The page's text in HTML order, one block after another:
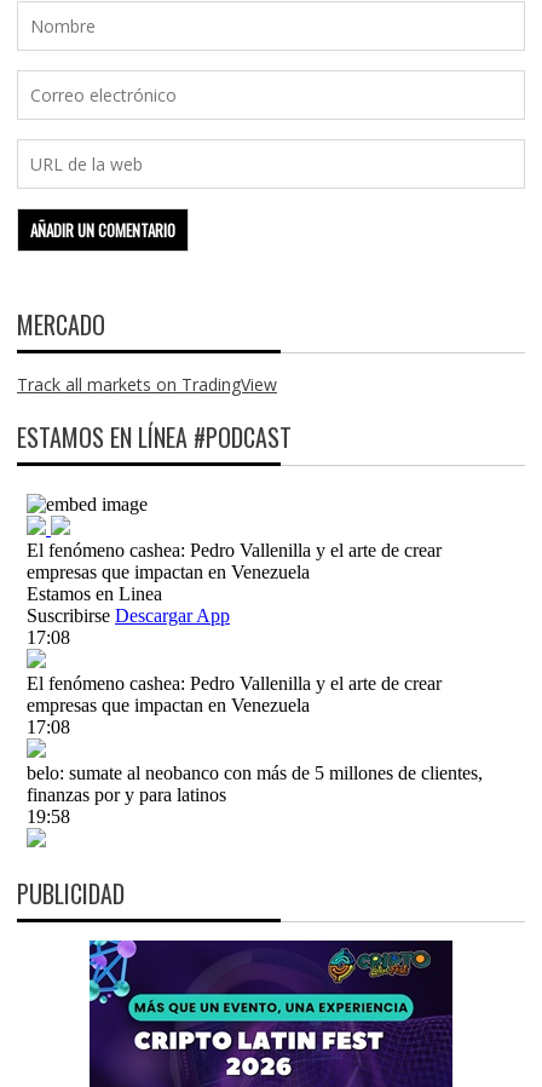
MERCADO
Track all markets on TradingView
ESTAMOS EN LÍNEA #PODCAST
PUBLICIDAD